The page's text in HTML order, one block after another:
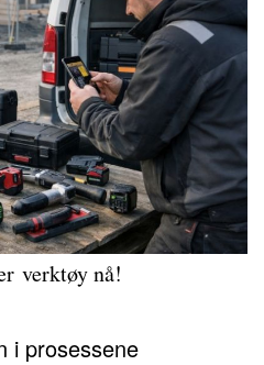
verktøy nå!
i prosessene